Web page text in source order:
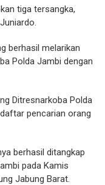
tiga tersangka,
berhasil melarikan
Polda Jambi dengan
Ditresnarkoba Polda
pencarian orang
berhasil ditangkap
pada Kamis
Jabung Barat.